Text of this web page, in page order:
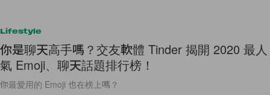
Lifestyle
你是聊天高手嗎？交友軟體 Tinder 揭開 2020 最人
氣 Emoji、聊天話題排行榜！
你最愛用的 Emoji 也在榜上嗎？